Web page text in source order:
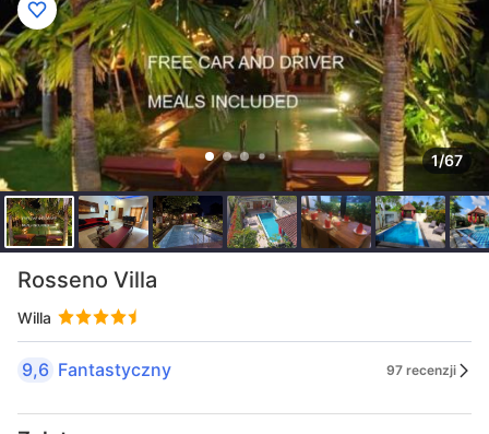
1/67
Rosseno Villa
Willa
9,6 Fantastyczny 97 recenzji